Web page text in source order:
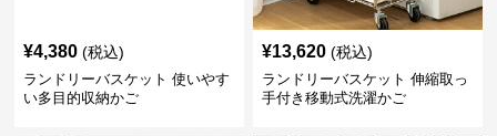
¥4,380 (税込)
ランドリーバスケット 使いやす
い多目的収納かご
¥13,620 (税込)
ランドリーバスケット 伸縮取っ
手付き移動式洗濯かご